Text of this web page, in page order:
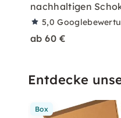
nachhaltigen
5,0
ab 60 €
Entdecke
Box